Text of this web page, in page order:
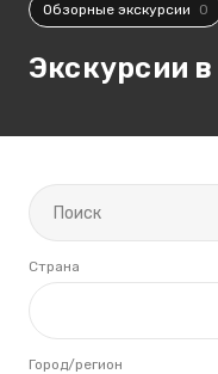
Обзорные экскурсии 0
Экскурсии в
Страна
Город/регион